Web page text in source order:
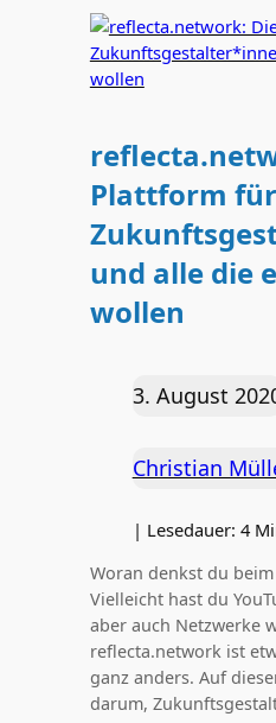
Plattform für
und alle die
wollen
3. August
Christian
| Lesedauer: 4
Woran denkst du beim
Vielleicht hast du
aber auch Netzwerke
reflecta.network ist
ganz anders. Auf
darum,